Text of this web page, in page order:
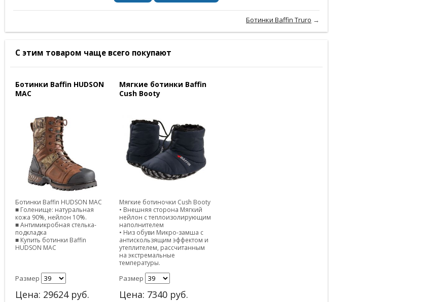
Ботинки Baffin Truro →
С этим товаром чаще всего покупают
Ботинки Baffin HUDSON
MAC
Ботинки Baffin HUDSON MAC
■ Голенище: натуральная
кожа 90%, нейлон 10%.
■ Антимикробная стелька-
подкладка
■ Купить ботинки Baffin
HUDSON MAC
Размер
Цена: 29624руб.
Мягкие ботинки Baffin
Cush Booty
Мягкие ботиночки Cush Booty
• Внешняя сторона Мягкий
нейлон с теплоизолирующим
наполнителем
• Низ обуви Микро-замша с
антискользящим эффектом и
утеплителем, рассчитанным
на экстремальные
температуры.
Размер
Цена: 7340 руб.